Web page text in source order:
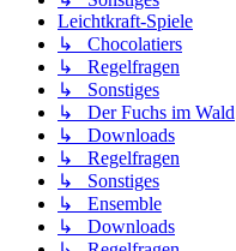
Leichtkraft-Spiele
↳ Chocolatiers
↳ Regelfragen
↳ Sonstiges
↳ Der Fuchs im Wald
↳ Downloads
↳ Regelfragen
↳ Sonstiges
↳ Ensemble
↳ Downloads